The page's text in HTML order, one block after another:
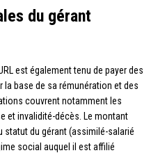
du gérant
est également tenu de payer des
la base de sa rémunération et des
couvrent notamment les
et invalidité-décès. Le montant
du gérant (assimilé-salarié
social auquel il est affilié